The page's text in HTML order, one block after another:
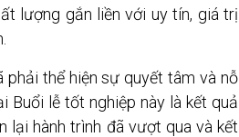
lượng gắn liền với uy tín, giá trị
thể hiện sự quyết tâm và nỗ
Buổi lễ tốt nghiệp này là kết quả
lại hành trình đã vượt qua và kết